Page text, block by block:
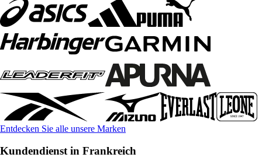
Entdecken Sie alle unsere Marken
Kundendienst in Frankreich